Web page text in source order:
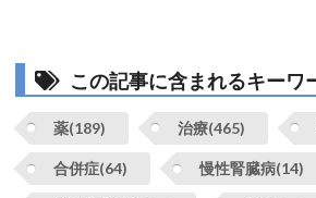
この記事に含まれるキーワ
薬(189) 治療(465)
合併症(64) 慢性腎臓病(14)